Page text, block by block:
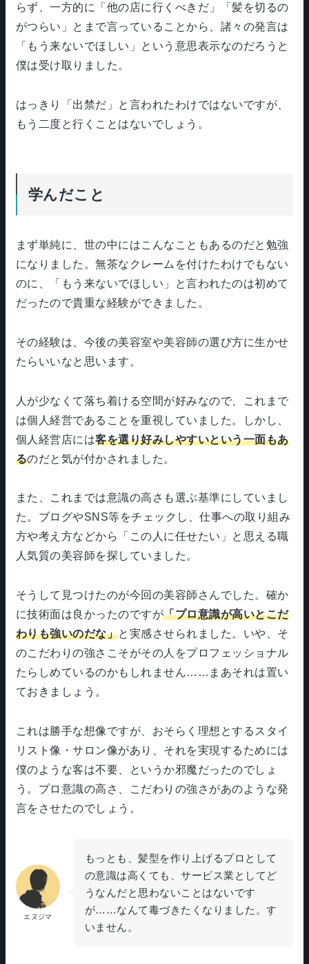
らず、一方的に「他の店に行くべきだ」「髪を切るの
がつらい」とまで言っていることから、諸々の発言は
「もう来ないでほしい」という意思表示なのだろうと
僕は受け取りました。
はっきり「出禁だ」と言われたわけではないですが、
もう二度と行くことはないでしょう。
学んだこと
まず単純に、世の中にはこんなこともあるのだと勉強
になりました。無茶なクレームを付けたわけでもない
のに、「もう来ないでほしい」と言われたのは初めて
だったので貴重な経験ができました。
その経験は、今後の美容室や美容師の選び方に生かせ
たらいいなと思います。
人が少なくて落ち着ける空間が好みなので、これまで
は個人経営であることを重視していました。しかし、
個人経営店には客を選り好みしやすいという一面もあ
るのだと気が付かされました。
また、これまでは意識の高さも選ぶ基準にしていまし
た。ブログやSNS等をチェックし、仕事への取り組み
方や考え方などから「この人に任せたい」と思える職
人気質の美容師を探していました。
そうして見つけたのが今回の美容師さんでした。確か
に技術面は良かったのですが「プロ意識が高いとこだ
わりも強いのだな」と実感させられました。いや、そ
のこだわりの強さこそがその人をプロフェッショナル
たらしめているのかもしれません……まあそれは置い
ておきましょう。
これは勝手な想像ですが、おそらく理想とするスタイ
リスト像・サロン像があり、それを実現するためには
僕のような客は不要、というか邪魔だったのでしょ
う。プロ意識の高さ、こだわりの強さがあのような発
言をさせたのでしょう。
エヌジマ
もっとも、髪型を作り上げるプロとして
の意識は高くても、サービス業としてど
うなんだと思わないことはないです
が……なんて毒づきたくなりました。す
いません。